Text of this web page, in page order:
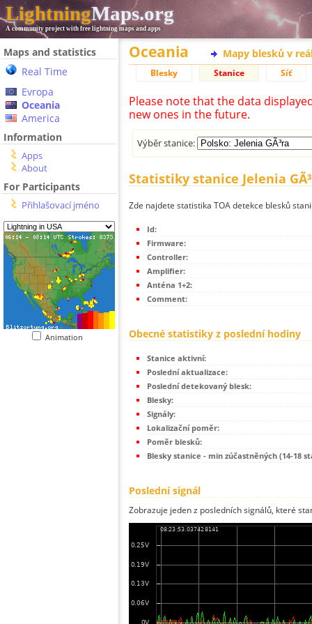
LightningMaps.org
A community project with free lightning maps and apps
Maps and statistics
Real Time
Evropa
Oceania
America
Information
Apps
About
For Participants
Přihlašovací jméno
Animation
Oceania Mapy blesků v
Blesky Stanice Síť
Please note that the data
new ones in the future.
Výběr stanice:
Statistiky stanice Jelenia
Zde najdete statistika TOA detekce blesků
Id:
Firmware:
Controller:
Amplifier:
Anténa 1+2:
Comment:
Obecné statistiky z poslední hodiny
Stanice aktivní:
Poslední aktualizace:
Poslední detekovaný blesk:
Blesky:
Signály:
Lokalizační poměr:
Poměr blesků:
Blesky stanice - min zúčastněných (14-18
Poslední signál
Zobrazuje jeden z posledních signálů, které